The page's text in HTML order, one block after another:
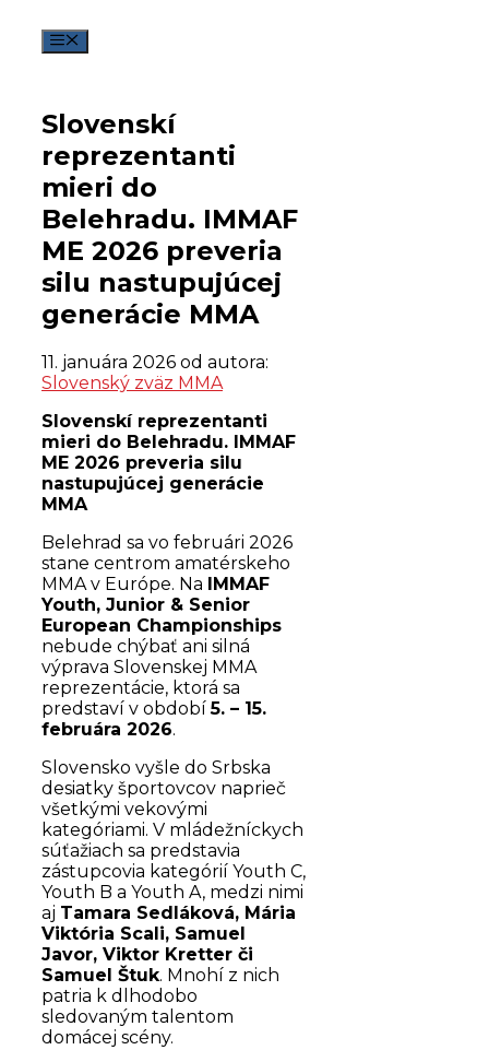
obsah
Slovenskí
reprezentanti
mieri do
Belehradu. IMMAF
ME 2026 preveria
silu nastupujúcej
generácie MMA
11. januára 2026 od autora:
Slovenský zväz MMA
Slovenskí reprezentanti
mieri do Belehradu. IMMAF
ME 2026 preveria silu
nastupujúcej generácie
MMA
Belehrad sa vo februári 2026
stane centrom amatérskeho
MMA v Európe. Na IMMAF
Youth, Junior & Senior
European Championships
nebude chýbať ani silná
výprava Slovenskej MMA
reprezentácie, ktorá sa
predstaví v období5. – 15.
februára 2026.
Slovensko vyšle do Srbska
desiatky športovcov naprieč
všetkými vekovými
kategóriami. V mládežníckych
súťažiach sa predstavia
zástupcovia kategórií Youth C,
Youth B a Youth A, medzi nimi
aj Tamara Sedláková, Mária
Viktória Scali, Samuel
Javor, Viktor Kretter či
Samuel Štuk. Mnohí z nich
patria k dlhodobo
sledovaným talentom
domácej scény.